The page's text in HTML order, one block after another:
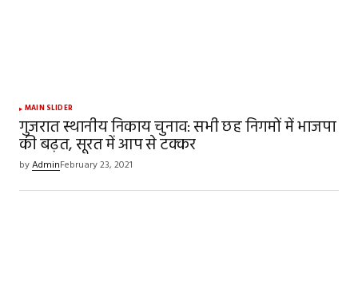
MAIN SLIDER
गुजरात स्थानीय निकाय चुनाव: सभी छह निगमों में भाजपा
की बढ़त, सूरत में आप से टक्कर
byAdminFebruary 23, 2021